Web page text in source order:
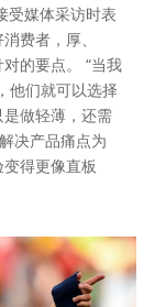
受媒体采访时表
费者，厚、
的要点。 “当我
他们就可以选择
做轻薄，还需
决产品痛点为
得更像直板